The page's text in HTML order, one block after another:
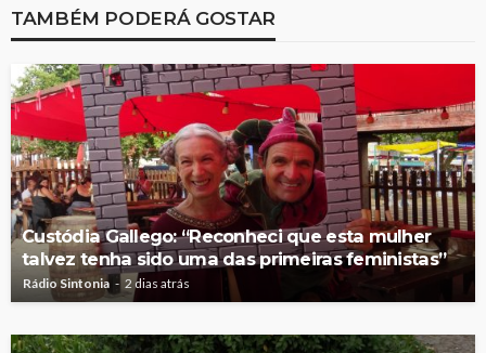
TAMBÉM PODERÁ GOSTAR
Custódia Gallego: “Reconheci que esta mulher
talvez tenha sido uma das primeiras feministas”
Rádio Sintonia 2 dias atrás